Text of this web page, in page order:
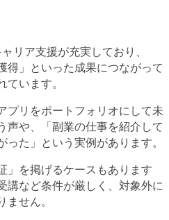
リア支援が充実しており、
得」といった成果につながって
います。
プリをポートフォリオにして未
声や、「副業の仕事を紹介して
た」という実例があります。
」を掲げるケースもあります
講など条件が厳しく、対象外に
せん。